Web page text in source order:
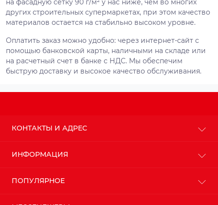
на фасадную сетку 90 г/м² у нас ниже, чем во многих
других строительных супермаркетах, при этом качество
материалов остается на стабильно высоком уровне.
Оплатить заказ можно удобно: через интернет-сайт с
помощью банковской карты, наличными на складе или
на расчетный счет в банке с НДС. Мы обеспечим
быструю доставку и высокое качество обслуживания.
КОНТАКТЫ И АДРЕС
Пн-Пт: с 9до 18
ИНФОРМАЦИЯ
Доставка
ПОПУЛЯРНОЕ